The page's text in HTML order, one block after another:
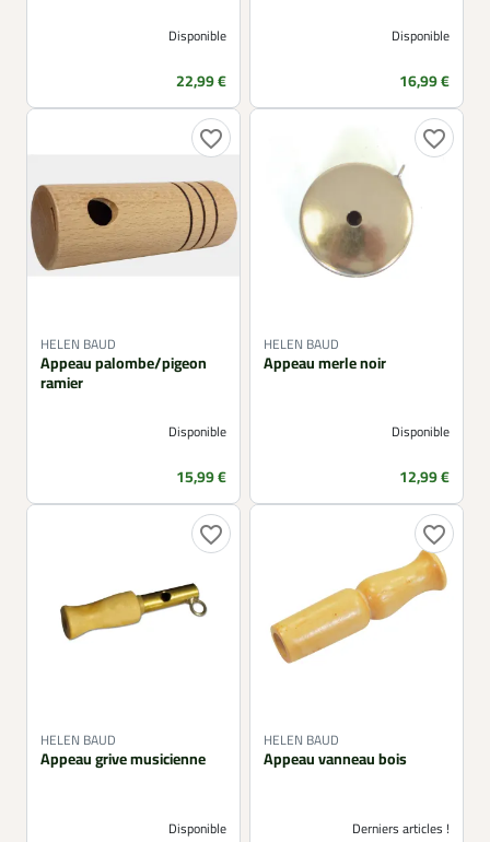
Disponible
Prix
22,99 €
Disponible
Prix
16,99 €
favorite_border
HELEN BAUD
Appeau palombe/pigeon
ramier
Disponible
Prix
15,99 €
favorite_border
HELEN BAUD
Appeau merle noir
Disponible
Prix
12,99 €
favorite_border
HELEN BAUD
Appeau grive musicienne
Disponible
favorite_border
HELEN BAUD
Appeau vanneau bois
Derniers articles !